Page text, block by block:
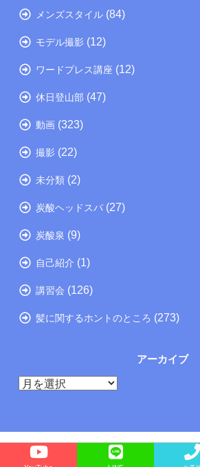
メンズスタイル (84)
モデル撮影 (12)
ワードプレス講座 (12)
休日登山部 (47)
動画 (323)
撮影 (22)
未分類 (2)
炭酸ヘッドスパ (27)
炭酸泉 (9)
自己紹介 (1)
講習会 (126)
髪に関するホントのところ (273)
アーカイブ
ア
ブ
Copyright©
たつの市の美容院メーカー講師が教えるぺったんこ